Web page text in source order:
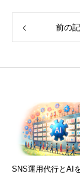
前の
SNS運用代行とAI